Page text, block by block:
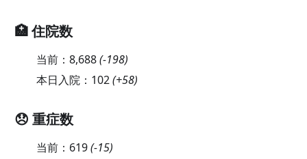
🏥 住院数
当前： 8,688(-198)
本日入院： 102(+58)
😞 重症数
当前： 619(-15)